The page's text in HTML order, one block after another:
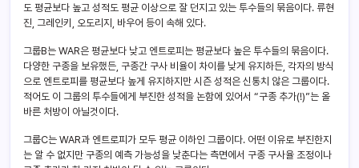
도 평균보다 높고 성적도 평균 이상으로 잘 던지고 있는 투수들의 묶음이다. 류현
진, 그레인키, 오도리지, 바우어 등이 속해 있다.
그룹B는 WAR은 평균보다 낮고 엔트로피는 평균보다 높은 투수들의 묶음이다.
다양한 구종을 보유했든, 구종간 구사 비율이 차이를 낮게 유지하든, 각자의 방식
으로 엔트로피를 평균보다 높게 유지하지만 시즌 성적은 신통치 않은 그룹이다.
적어도 이 그룹의 투수들에게 부진한 성적을 논함에 있어서 “구종 추가(!)”는 올
바른 처방이 아닐것이다.
그룹C는 WAR과 엔트로피가 모두 평균 이하인 그룹이다. 어떤 이유로 부진한지
는 알 수 없지만 구종의 예측 가능성을 낮춘다는 측면에서 구종 구사율 조정이나